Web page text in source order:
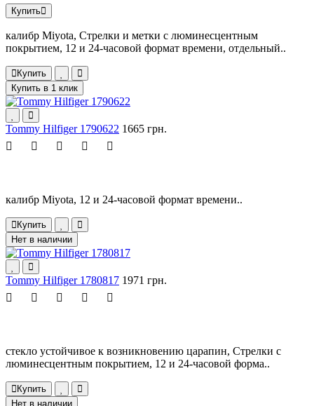
Купить
калибр Miyota, Стрелки и метки с люминесцентным
покрытием, 12 и 24-часовой формат времени, отдельный..
Купить
Купить в 1 клик
Tommy Hilfiger 1790622 1665 грн.
калибр Miyota, 12 и 24-часовой формат времени..
Купить
Нет в наличии
Tommy Hilfiger 1780817 1971 грн.
стекло устойчивое к возникновению царапин, Стрелки с
люминесцентным покрытием, 12 и 24-часовой форма..
Купить
Нет в наличии